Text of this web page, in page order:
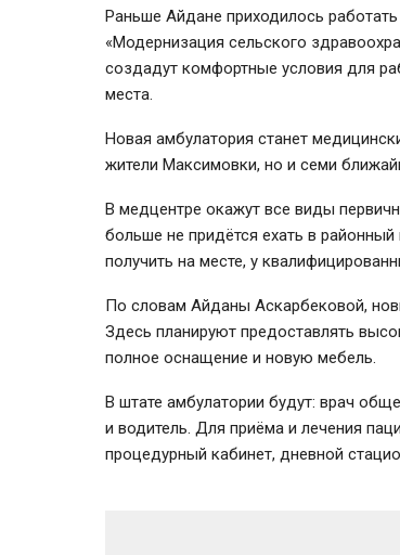
Раньше Айдане приходилось
«Модернизация сельского
создадут комфортные условия для
места.
Новая амбулатория станет
жители Максимовки, но и семи
В медцентре окажут все виды
больше не придётся ехать в
получить на месте, у
По словам Айданы Аскарбековой,
Здесь планируют предоставлять
полное оснащение и новую мебель.
В штате амбулатории будут: врач
и водитель. Для приёма и лечения
процедурный кабинет, дневной